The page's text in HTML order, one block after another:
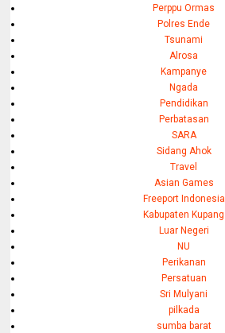
Perppu Ormas
Polres Ende
Tsunami
Alrosa
Kampanye
Ngada
Pendidikan
Perbatasan
SARA
Sidang Ahok
Travel
Asian Games
Freeport Indonesia
Kabupaten Kupang
Luar Negeri
NU
Perikanan
Persatuan
Sri Mulyani
pilkada
sumba barat